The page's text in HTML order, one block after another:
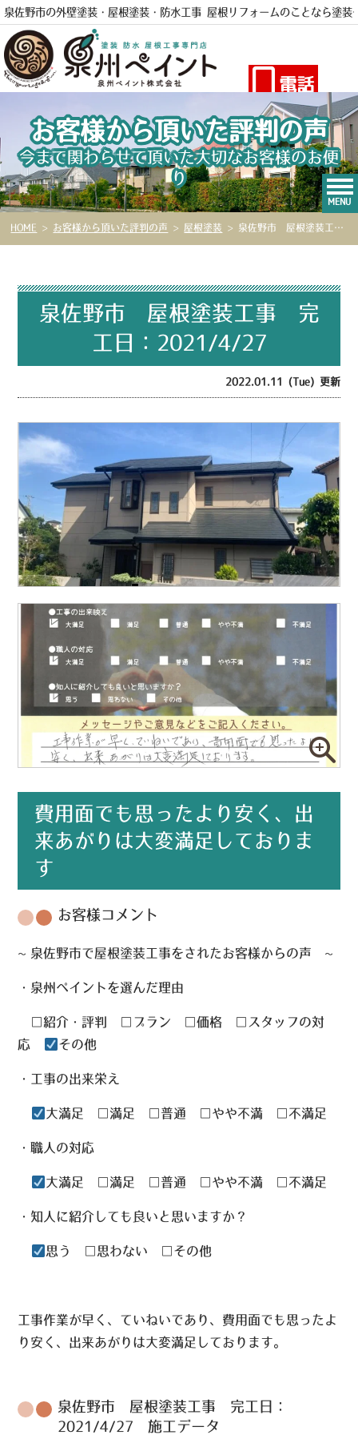
泉佐野市の外壁塗装・屋根塗装・防水工事 屋根リフォームのことなら塗装
電話
MENU
お客様から頂いた評判の声
今まで関わらせて頂いた大切なお客様のお便
り
HOME > お客様から頂いた評判の声 > 屋根塗装 > 泉佐野市 屋根塗装工事 完工日：2021/4/27
泉佐野市 屋根塗装工事 完
工日：2021/4/27
2022.01.11 (Tue) 更新
費用面でも思ったより安く、出
来あがりは大変満足しておりま
す
お客様コメント
~ 泉佐野市で屋根塗装工事をされたお客様からの声 ~
・泉州ペイントを選んだ理由
□紹介・評判 □プラン □価格 □スタッフの対
応
その他
・工事の出来栄え
大満足 □満足 □普通 □やや不満 □不満足
・職人の対応
大満足 □満足 □普通 □やや不満 □不満足
・知人に紹介しても良いと思いますか？
思う □思わない □その他
工事作業が早く、ていねいであり、費用面でも思ったよ
り安く、出来あがりは大変満足しております。
泉佐野市 屋根塗装工事 完工日：
2021/4/27 施工データ